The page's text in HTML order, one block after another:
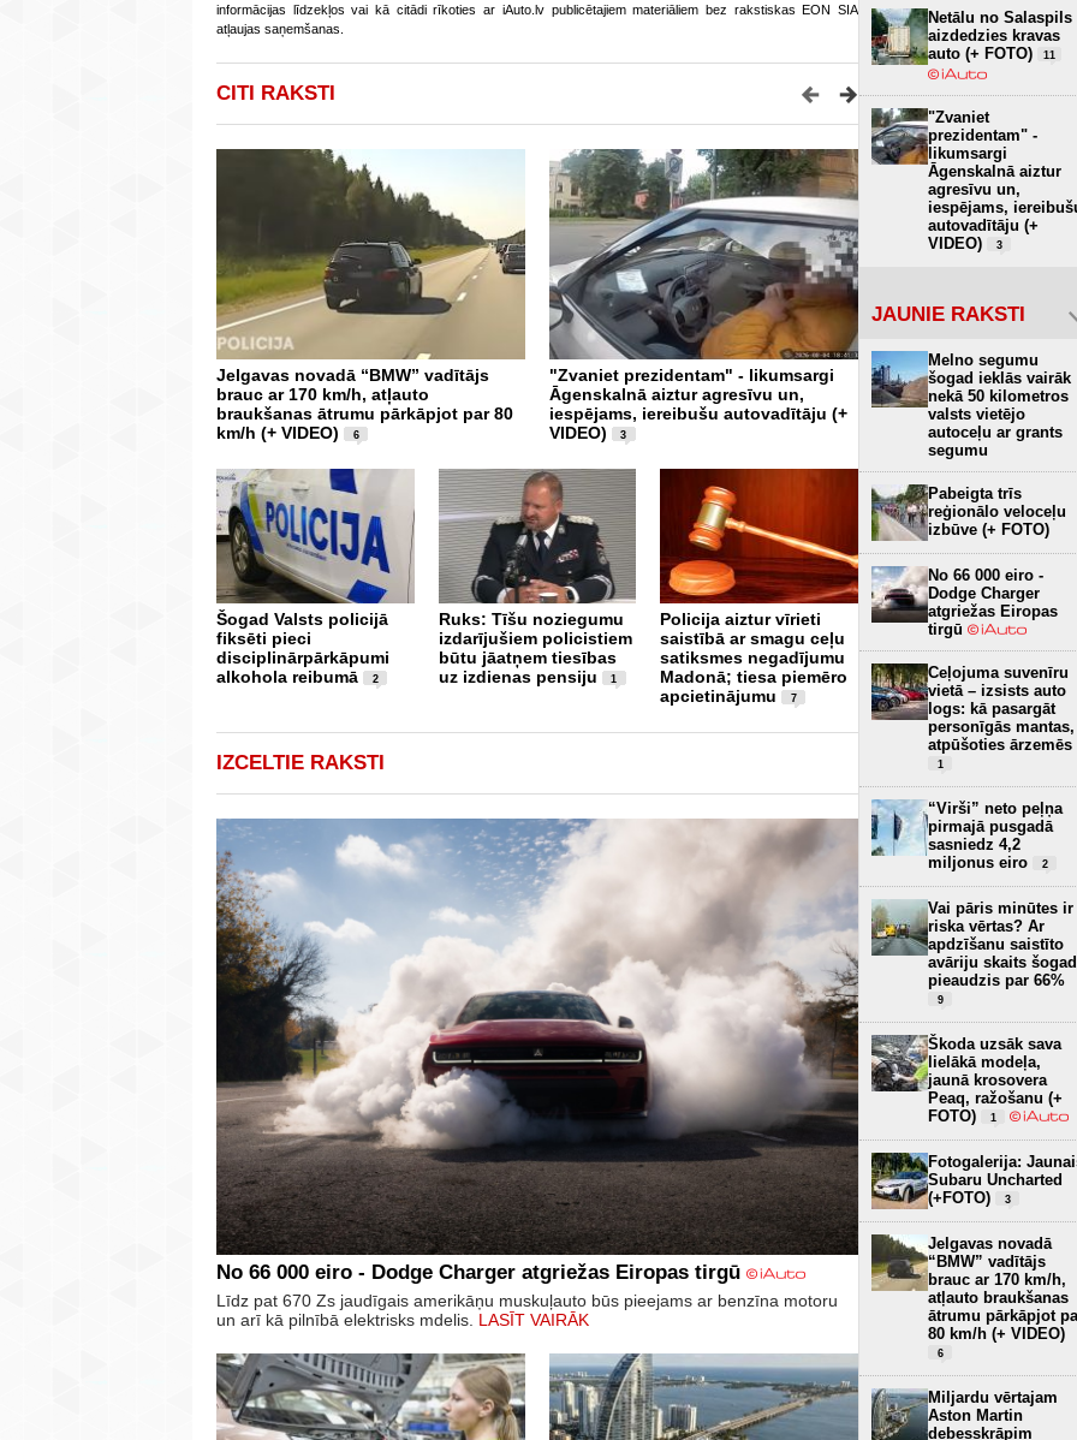
informācijas līdzekļos vai kā citādi rīkoties ar iAuto.lv publicētajiem materiāliem bez rakstiskas EON SIA
atļaujas saņemšanas.
CITI RAKSTI
Jelgavas novadā “BMW” vadītājs
brauc ar 170 km/h, atļauto
braukšanas ātrumu pārkāpjot par 80
km/h (+ VIDEO)
6
"Zvaniet prezidentam" - likumsargi
Āgenskalnā aiztur agresīvu un,
iespējams, iereibušu autovadītāju (+
VIDEO)
3
Šogad Valsts policijā
fiksēti pieci
disciplinārpārkāpumi
alkohola reibumā
2
Ruks: Tīšu noziegumu
izdarījušiem policistiem
būtu jāatņem tiesības
uz izdienas pensiju
1
Policija aiztur vīrieti
saistībā ar smagu ceļu
satiksmes negadījumu
Madonā; tiesa piemēro
apcietinājumu
7
Pēc traģēdijas Priekulē
varētu ieviest ikrīta
VIDEO)
8
Ogrē autovadītājs 4,2
promiļu reibumā
iebraucis stabā
IZCELTIE RAKSTI
No 66 000 eiro - Dodge Charger atgriežas Eiropas tirgū
Līdz pat 670 Zs jaudīgais amerikāņu muskuļauto būs pieejams ar benzīna motoru
un arī kā pilnībā elektrisks mdelis. LASĪT VAIRĀK
Netālu no Salaspils
aizdedzies kravas
auto (+ FOTO)
11
"Zvaniet
prezidentam" -
likumsargi
Āgenskalnā aiztur
agresīvu un,
iespējams,
autovadītāju (+
VIDEO)
3
JAUNIE RAKSTI
Melno segumu
šogad ieklās vairāk
nekā 50 kilometros
valsts vietējo
autoceļu ar grants
segumu
Pabeigta trīs
reģionālo veloceļu
izbūve (+ FOTO)
No 66 000 eiro -
Dodge Charger
atgriežas Eiropas
tirgū
Ceļojuma suvenīru
vietā – izsists auto
logs: kā pasargāt
personīgās mantas,
atpūšoties ārzemēs
1
“Virši” neto peļņa
pirmajā pusgadā
sasniedz 4,2
miljonus eiro
2
Vai pāris minūtes ir
riska vērtas? Ar
apdzīšanu saistīto
avāriju skaits šogad
pieaudzis par 66%
9
Škoda uzsāk sava
lielākā modeļa,
jaunā krosovera
Peaq, ražošanu (+
FOTO)
1
Fotogalerija:
Subaru Uncharted
(+FOTO)
3
Jelgavas novadā
“BMW” vadītājs
brauc ar 170 km/h,
atļauto braukšanas
ātrumu pārkāpjot
80 km/h (+ VIDEO)
6
Miljardu vērtajam
Aston Martin
debesskrāpim